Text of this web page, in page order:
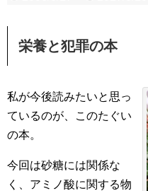
栄養と犯罪の本
私が今後読みたいと思っ
ているのが、このたぐい
の本。
今回は砂糖には関係な
く、アミノ酸に関する物